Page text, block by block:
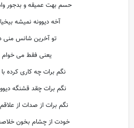
حسم بهت عمیقه و بدجور
آخه دیوونه نمیشه
تو آخرین شانس منی
یعنی فقط می خوام
نگم برات چه کاری کرده
نگم برات چقد قشنگه
نگم برات از صدات از
خودت از چشام بخون